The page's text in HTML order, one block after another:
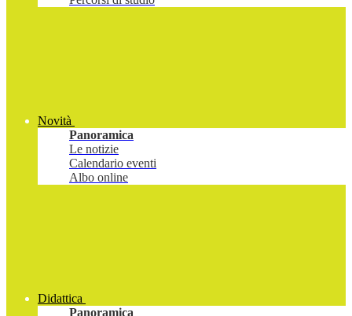
Novità
Panoramica
Le notizie
Calendario eventi
Albo online
Didattica
Panoramica